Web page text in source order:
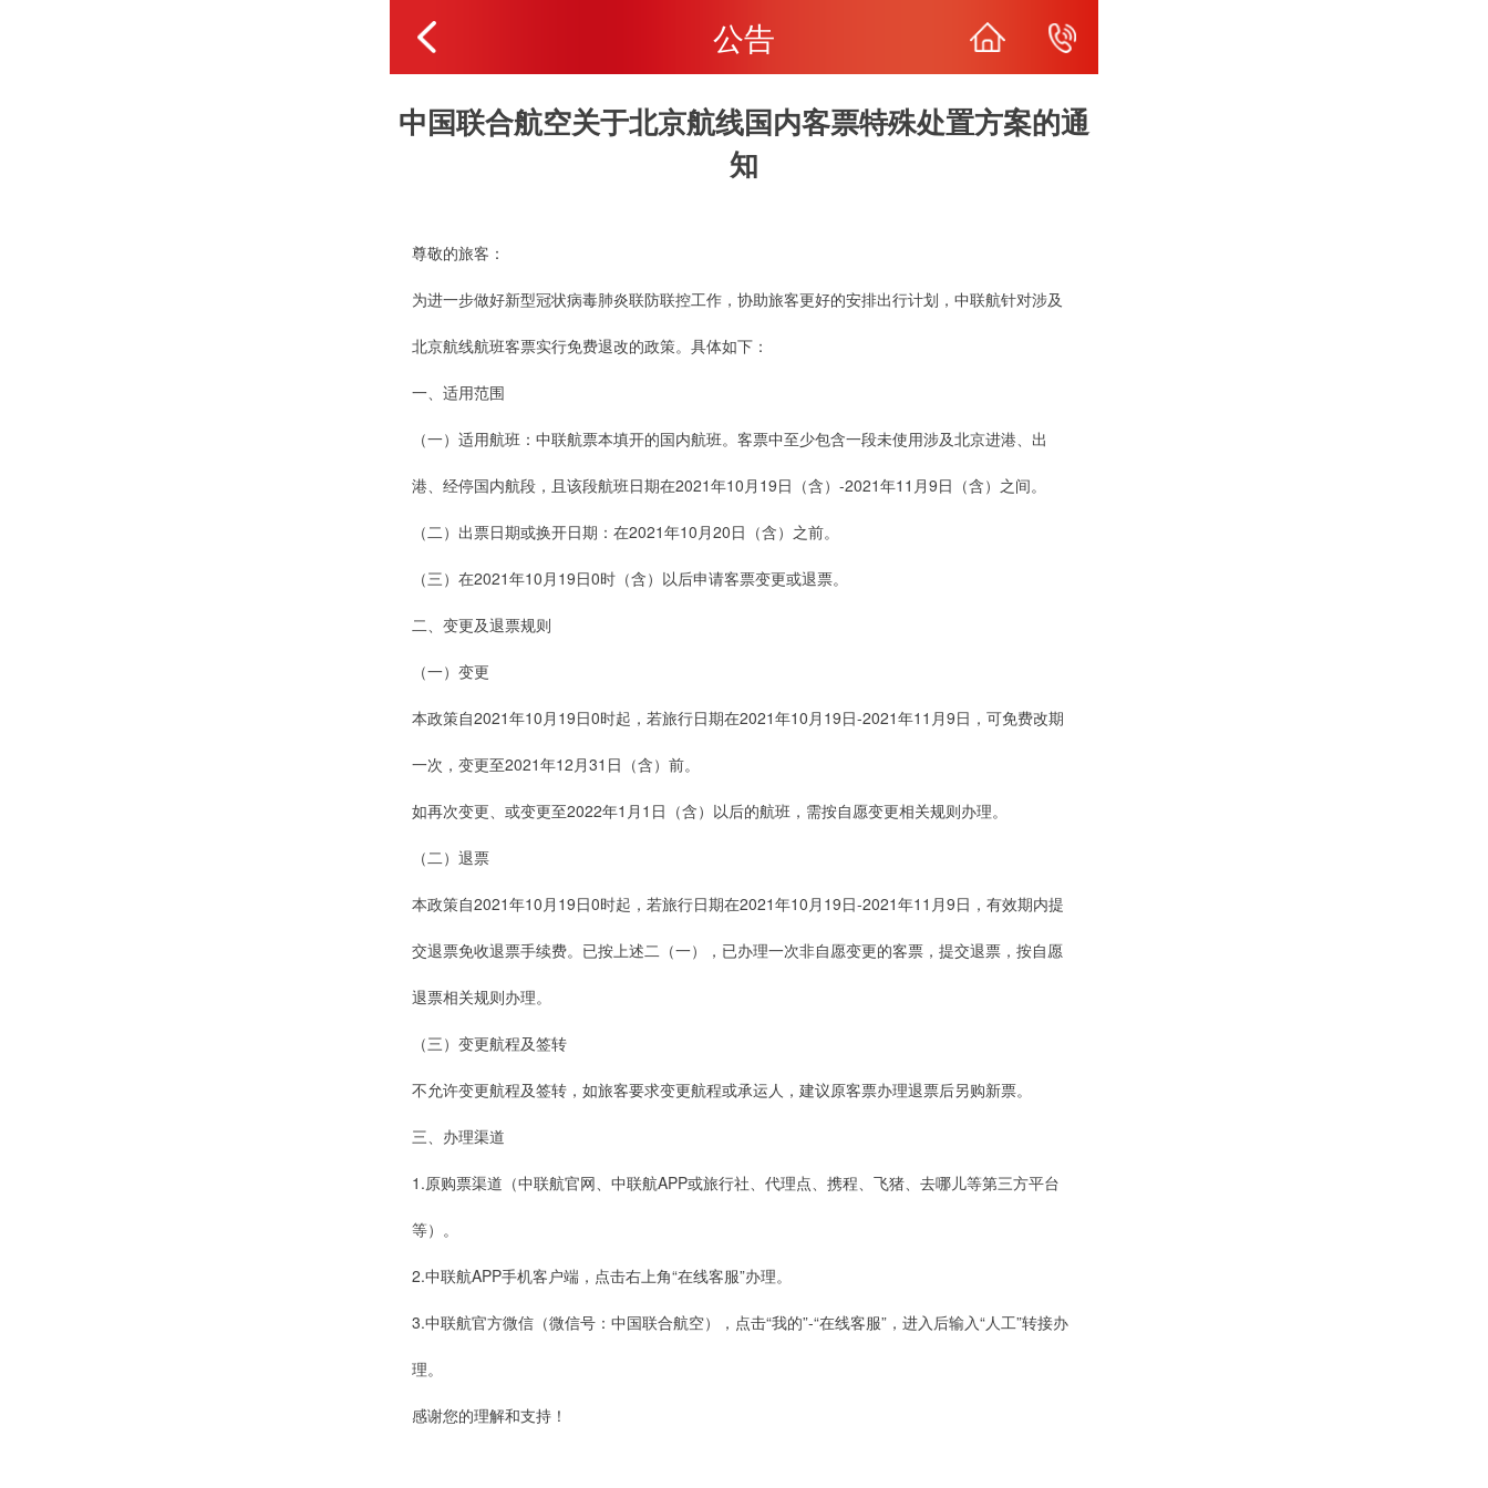
公告
中国联合航空关于北京航线国内客票特殊处置方案的通
知
尊敬的旅客：
为进一步做好新型冠状病毒肺炎联防联控工作，协助旅客更好的安排出行计划，中联航针对涉及
北京航线航班客票实行免费退改的政策。具体如下：
一、适用范围
（一）适用航班：中联航票本填开的国内航班。客票中至少包含一段未使用涉及北京进港、出
港、经停国内航段，且该段航班日期在2021年10月19日（含）-2021年11月9日（含）之间。
（二）出票日期或换开日期：在2021年10月20日（含）之前。
（三）在2021年10月19日0时（含）以后申请客票变更或退票。
二、变更及退票规则
（一）变更
本政策自2021年10月19日0时起，若旅行日期在2021年10月19日-2021年11月9日，可免费改期
一次，变更至2021年12月31日（含）前。
如再次变更、或变更至2022年1月1日（含）以后的航班，需按自愿变更相关规则办理。
（二）退票
本政策自2021年10月19日0时起，若旅行日期在2021年10月19日-2021年11月9日，有效期内提
交退票免收退票手续费。已按上述二（一），已办理一次非自愿变更的客票，提交退票，按自愿
退票相关规则办理。
（三）变更航程及签转
不允许变更航程及签转，如旅客要求变更航程或承运人，建议原客票办理退票后另购新票。
三、办理渠道
1.原购票渠道（中联航官网、中联航APP或旅行社、代理点、携程、飞猪、去哪儿等第三方平台
等）。
2.中联航APP手机客户端，点击右上角“在线客服”办理。
3.中联航官方微信（微信号：中国联合航空），点击“我的”-“在线客服”，进入后输入“人工”转接办
理。
感谢您的理解和支持！